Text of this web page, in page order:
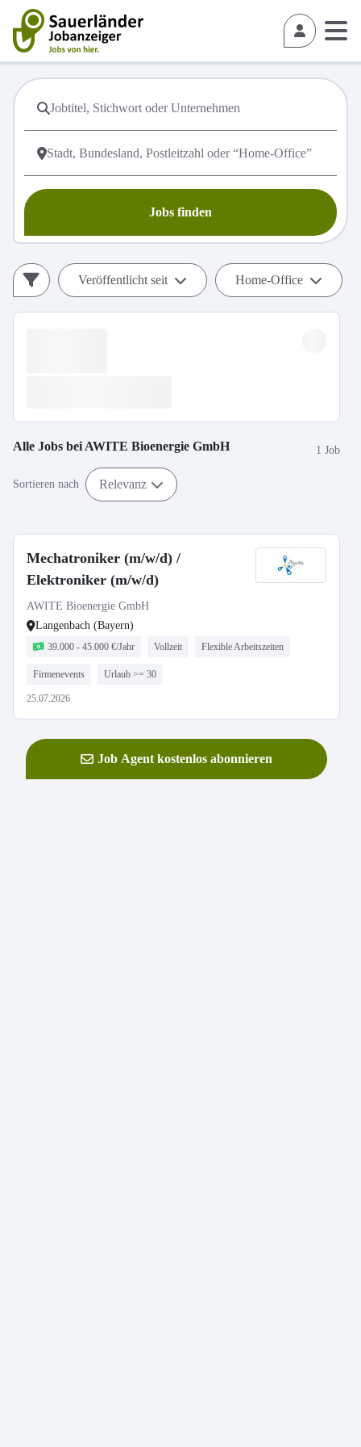
Jobs finden
Veröffentlicht seit Home-Office
Alle Jobs bei AWITE Bioenergie GmbH 1 Job
Sortieren nach Relevanz
Mechatroniker (m/w/d) /
Elektroniker (m/w/d)
AWITE Bioenergie GmbH
Langenbach (Bayern)
39.000 - 45.000 €/Jahr Vollzeit Flexible Arbeitszeiten
Firmenevents Urlaub >= 30
25.07.2026
Job Agent kostenlos abonnieren